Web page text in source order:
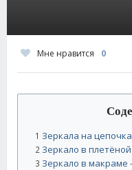
Мне нравится 0
1 Зеркала на
2 Зеркало в
3 Зеркало в макраме